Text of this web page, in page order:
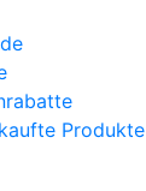
Produkte